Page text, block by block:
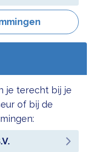
je terecht bij je
of bij de